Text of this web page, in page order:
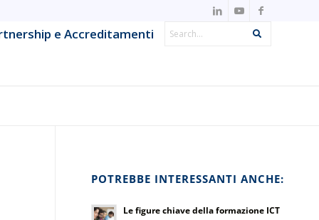
Project & IT Service Management
Strumenti e framework per lo sviluppo
e Accreditamenti
POTREBBE INTERESSANTI ANCHE:
Le figure chiave della formazione ICT